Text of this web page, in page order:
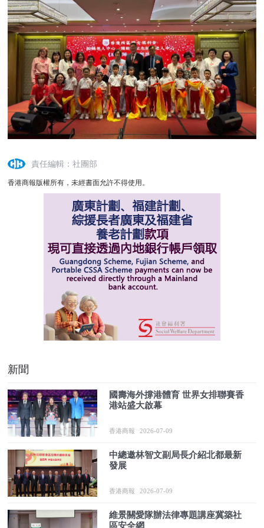
責任編輯：社團部
香港商報版權所有，未經書面允許不得使用。
新聞
國壽海外撐港體育 世界女排聯賽香
港站盛大啟幕
香港商報 2026-07-09
中總邀林智文副局長介紹北都最新
發展
香港商報 2026-07-09
維景關愛隊辦法律專題講座冀築社
區安全網